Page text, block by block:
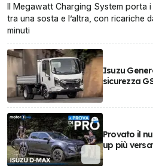
Il Megawatt Charging System porta
tra una sosta e l’altra, con ricariche
minuti
Isuzu
sicurezza
Provato il
up più